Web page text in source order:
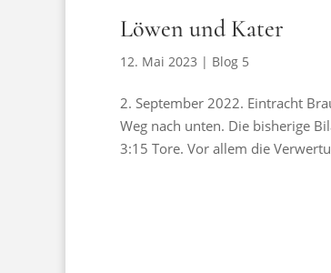
Löwen und Kater
12. Mai 2023 | Blog 5
2. September 2022. Eintracht
Weg nach unten. Die bisherige
3:15 Tore. Vor allem die